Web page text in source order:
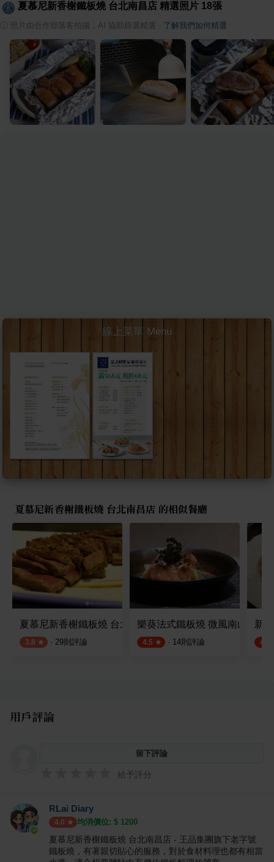
夏慕尼新香榭鐵板燒 台北南昌店 精選照片 18張
照片由合作部落客拍攝，AI 協助篩選精選 了解我們如何精選
線上菜單 Menu
夏慕尼新香榭鐵板燒 台北南昌店 的相似餐廳
夏慕尼新香榭鐵板燒 台北中山北店
3.8 · 29則評論
樂葵法式鐵板燒 微風南山
4.5 · 14則評論
新
4.8
用戶評論
留下評論
給予評分
RLai Diary
4.0 均消價位: $ 1200
夏慕尼新香榭鐵板燒 台北南昌店 - 王品集團旗下老字號
鐵板燒，有著親切貼心的服務，對於食材料理也都有相當